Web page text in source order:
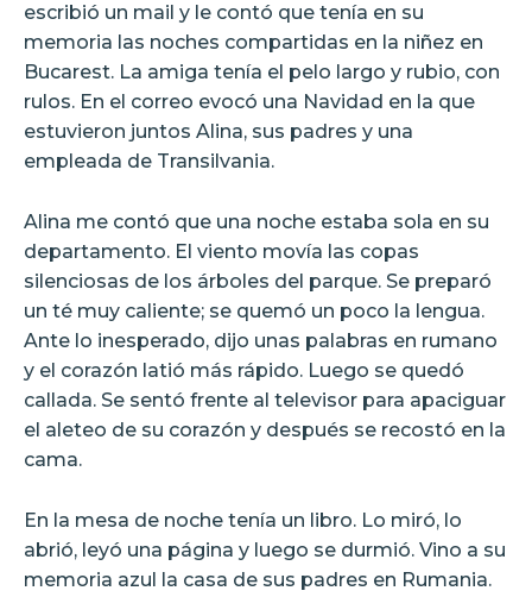
escribió un mail y le contó que tenía en su
memoria las noches compartidas en la niñez en
Bucarest. La amiga tenía el pelo largo y rubio, con
rulos. En el correo evocó una Navidad en la que
estuvieron juntos Alina, sus padres y una
empleada de Transilvania.
Alina me contó que una noche estaba sola en su
departamento. El viento movía las copas
silenciosas de los árboles del parque. Se preparó
un té muy caliente; se quemó un poco la lengua.
Ante lo inesperado, dijo unas palabras en rumano
y el corazón latió más rápido. Luego se quedó
callada. Se sentó frente al televisor para apaciguar
el aleteo de su corazón y después se recostó en la
cama.
En la mesa de noche tenía un libro. Lo miró, lo
abrió, leyó una página y luego se durmió. Vino a su
memoria azul la casa de sus padres en Rumania.